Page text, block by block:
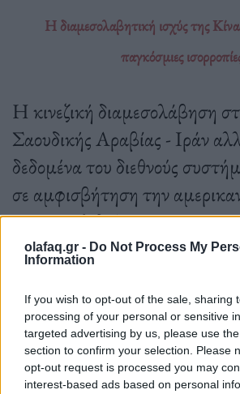
olafaq.gr - Do Not Process My
Information
If you wish to opt-out of the sale, sharing
processing of your personal or sensitive
targeted advertising by us, please use
section to confirm your selection. Please
opt-out request is processed you may
interest-based ads based on personal
Η διαμεσολαβητική ισχύς της
παγκόσμιες
Η κινεζική διαμεσολάβηση
Σαουδικής Αραβίας - Ιράν
δεδομένα του διεθνούς
σε αμφισβήτηση την
πρωτοκαθεδρία.
16.03.2023